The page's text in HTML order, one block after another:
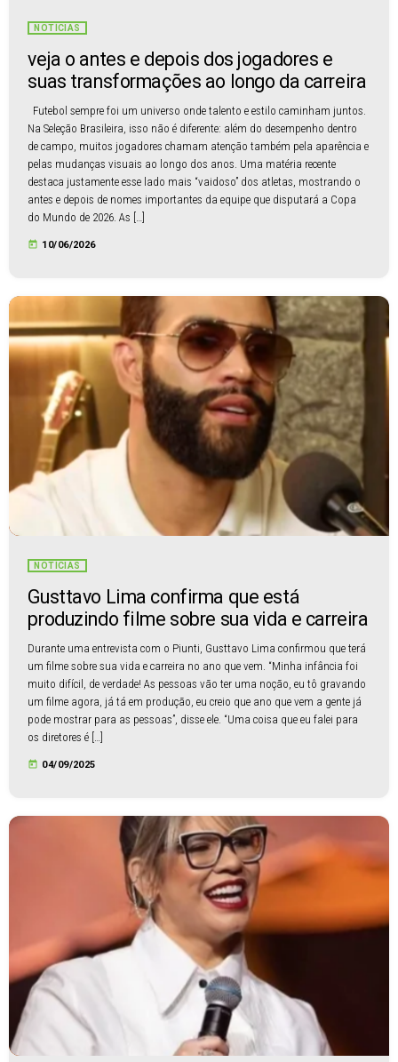
NOTÍCIAS
veja o antes e depois dos jogadores e
suas transformações ao longo da carreira
Futebol sempre foi um universo onde talento e estilo caminham juntos.
Na Seleção Brasileira, isso não é diferente: além do desempenho dentro
de campo, muitos jogadores chamam atenção também pela aparência e
pelas mudanças visuais ao longo dos anos. Uma matéria recente
destaca justamente esse lado mais “vaidoso” dos atletas, mostrando o
antes e depois de nomes importantes da equipe que disputará a Copa
do Mundo de 2026. As […]
today 10/06/2026
NOTÍCIAS
Gusttavo Lima confirma que está
produzindo filme sobre sua vida e carreira
Durante uma entrevista com o Piunti, Gusttavo Lima confirmou que terá
um filme sobre sua vida e carreira no ano que vem. “Minha infância foi
muito difícil, de verdade! As pessoas vão ter uma noção, eu tô gravando
um filme agora, já tá em produção, eu creio que ano que vem a gente já
pode mostrar para as pessoas”, disse ele. “Uma coisa que eu falei para
os diretores é […]
today 04/09/2025